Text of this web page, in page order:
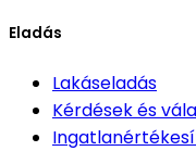
Eladás
Lakáseladás
Kérdések és